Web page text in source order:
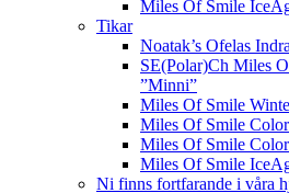
Miles Of Smile
Tikar
Noatak’s Ofelas
SE(Polar)Ch Miles
”Minni”
Miles Of Smile
Miles Of Smile
Miles Of Smile
Miles Of Smile
Ni finns fortfarande i våra